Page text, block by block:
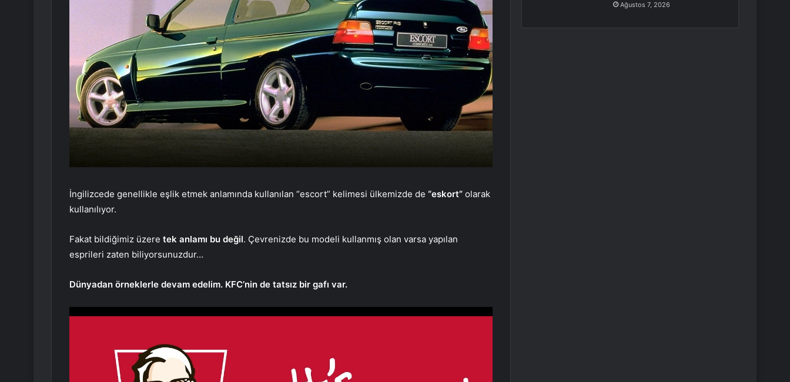
İngilizcede genellikle eşlik etmek anlamında kullanılan “escort” kelimesi ülkemizde de “eskort” olarak
kullanılıyor.
Fakat bildiğimiz üzere tek anlamı bu değil. Çevrenizde bu modeli kullanmış olan varsa yapılan
esprileri zaten biliyorsunuzdur…
Dünyadan örneklerle devam edelim. KFC’nin de tatsız bir gafı var.
Ağustos 7, 2026